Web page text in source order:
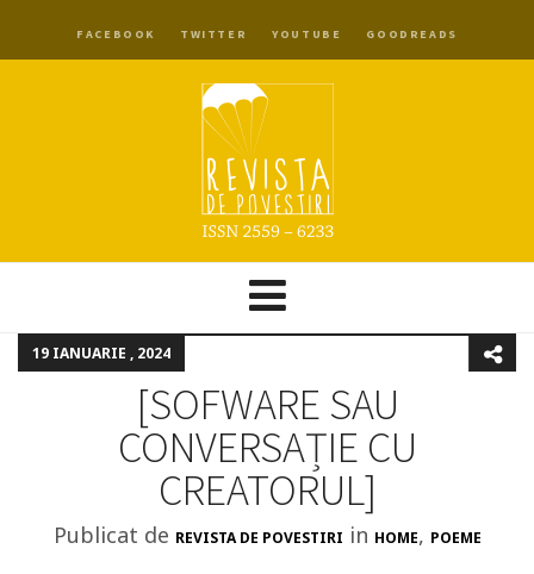
FACEBOOK TWITTER YOUTUBE GOODREADS
19 IANUARIE , 2024
[SOFWARE SAU
CONVERSAȚIE CU
CREATORUL]
Publicat de REVISTA DE POVESTIRI in HOME, POEME